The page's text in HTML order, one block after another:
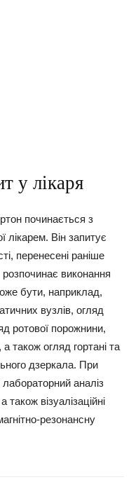
у лікаря
починається з
лікарем. Він запитує
перенесені раніше
виконання
бути, наприклад,
вузлів, огляд
ротової порожнини,
також огляд гортані та
дзеркала. При
аналіз
також візуалізаційні
резонансну